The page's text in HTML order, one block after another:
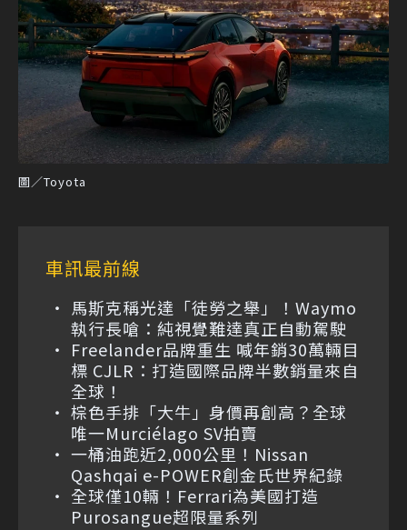
圖／Toyota
車訊最前線
馬斯克稱光達「徒勞之舉」！Waymo
執行長嗆：純視覺難達真正自動駕駛
Freelander品牌重生 喊年銷30萬輛目
標 CJLR：打造國際品牌半數銷量來自
全球！
棕色手排「大牛」身價再創高？全球
唯一Murciélago SV拍賣
一桶油跑近2,000公里！Nissan
Qashqai e-POWER創金氏世界紀錄
全球僅10輛！Ferrari為美國打造
Purosangue超限量系列